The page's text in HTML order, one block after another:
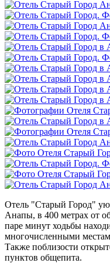
Отель "Старый Город"
Анапы, в 400 метрах от
паре минут ходьбы
многочисленными
Также поблизости
пунктов общепита.